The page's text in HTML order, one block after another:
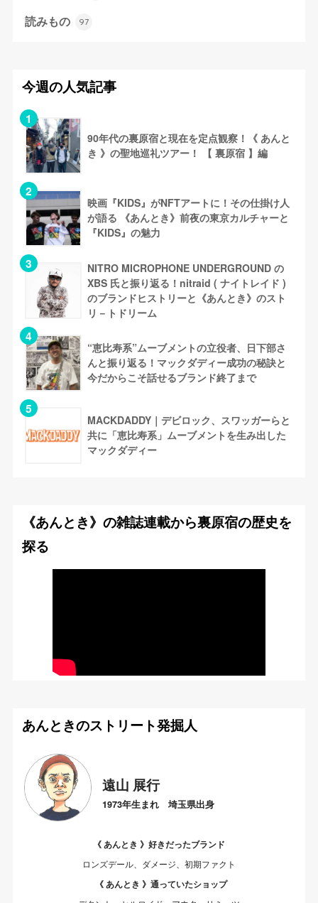
読みもの 97
今週の人気記事
90年代の裏原宿と現在を定点観察！《 あんと
き 》の聖地巡礼ツアー！ 【 裏原宿 】編
映画『KIDS』がNFTアートに！その仕掛け人
が語る 《あんとき》前夜の東京カルチャーと
『KIDS』の魅力
NITRO MICROPHONE UNDERGROUND の
XBS 氏と振り返る！nitraid ( ナイトレイド )
のブランドヒストリーと《あんとき》のスト
リ－トドリーム
“恵比寿系”ムーブメントの立役者、日下部さ
んと振り返る！マックダディー成功の秘訣と
今だからこそ話せるブランド終了まで
MACKDADDY｜デビロック、スワッガーらと
共に「恵比寿系」ムーブメントを生み出した
マックダディー
《あんとき》の雑誌連載から裏原宿の歴史を
探る
あんときのストリート発掘人
遠山 展行
1973年生まれ 埼玉県出身
《 あんとき 》好きだったブランド
ロンズデール、ダメージ、初期ファクト
《 あんとき 》通っていたショップ